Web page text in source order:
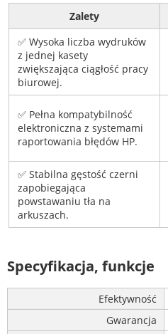
Zalety
✅ Wysoka liczba wydruków
z jednej kasety
zwiększająca ciągłość pracy
biurowej.
✅ Pełna kompatybilność
elektroniczna z systemami
raportowania błędów HP.
✅ Stabilna gęstość czerni
zapobiegająca
powstawaniu tła na
arkuszach.
Specyfikacja, funkcje
Efektywność
Gwarancja